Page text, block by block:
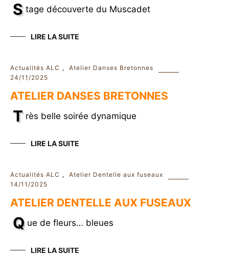
S tage découverte du Muscadet
LIRE LA SUITE
Actualités ALC ,
Atelier Danses Bretonnes
24/11/2025
ATELIER DANSES BRETONNES
T rès belle soirée dynamique
LIRE LA SUITE
Actualités ALC ,
Atelier Dentelle aux fuseaux
14/11/2025
ATELIER DENTELLE AUX FUSEAUX
Q ue de fleurs… bleues
LIRE LA SUITE